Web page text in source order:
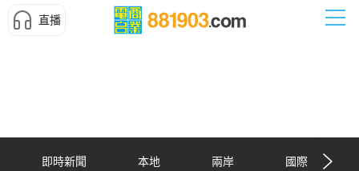
直播
即時新聞 本地 兩岸 國際